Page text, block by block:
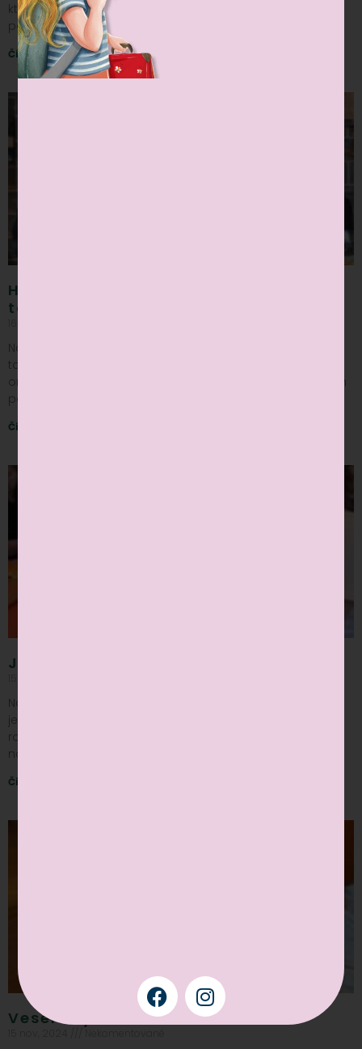
ktorý sa na svojej ceste okolo sveta zastavil aj u nás, aby
potešil všetky detičky. Tento výnimočný
Čítať viac »
Halloweenska detská diskotéka plná
tanca a kostýmov
Na Halloween sa naša kaviareň premenila na strašidelný
tanečný parket a ožila halloweenskou náladou! Deti v
originálnych kostýmoch zvieratiek, strašidiel či obľúbených
postavičiek sa stretli
Čítať viac »
Jesenné rodinné tvorenie
Na našom jesennom workshope sme sa presvedčili, že
jeseň môže byť čarovná, farebná a plná radosti. V našom
rozprávkovom prostredí sme sa stretli s množstvom
nadšených
Čítať viac »
Veselé vyrezávanie tekvíc